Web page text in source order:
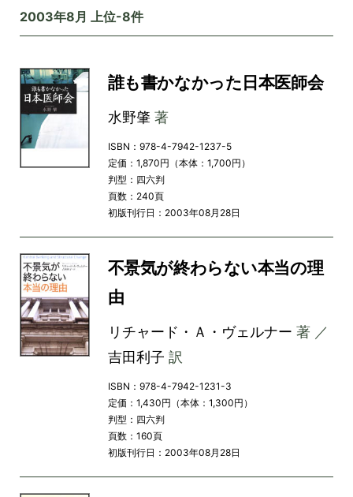
2003年8月 上位-8件
誰も書かなかった日本医師会
水野肇著
ISBN：978-4-7942-1237-5
定価：1,870円（本体：1,700円）
判型：四六判
頁数：240頁
初版刊行日：2003年08月28日
不景気が終わらない本当の理
由
リチャード・Ａ・ヴェルナー 著 ／
吉田利子 訳
ISBN：978-4-7942-1231-3
定価：1,430円（本体：1,300円）
判型：四六判
頁数：160頁
初版刊行日：2003年08月28日